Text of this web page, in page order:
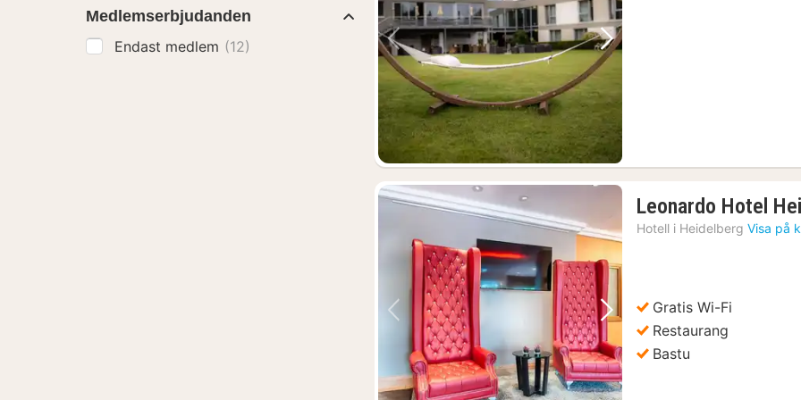
Föregående bild Nästa bild
Föregående bild Nästa bild
Leonardo Hotel
Hotell i Heidelberg Visa på
Gratis Wi-Fi
Restaurang
Bastu
Medlemserbjudanden
Endast medlem (12)